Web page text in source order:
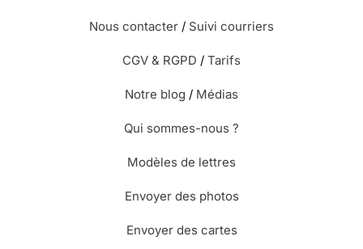
Nous contacter / Suivi courriers
CGV & RGPD / Tarifs
Notre blog / Médias
Qui sommes-nous ?
Modèles de lettres
Envoyer des photos
Envoyer des cartes